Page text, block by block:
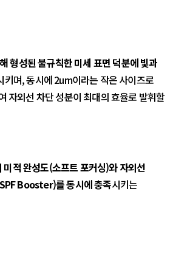
형성된 불규칙한 미세 표면 덕분에 빛과
키며, 동시에 2um이라는 작은 사이즈로
자외선 차단 성분이 최대의 효율로 발휘할
적 완성도(소프트 포커싱)와 자외선
Booster)를 동시에 충족시키는